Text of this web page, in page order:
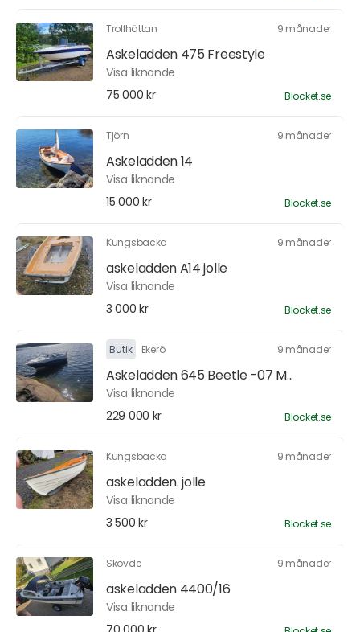
Trollhättan 9 månader
Askeladden 475 Freestyle
Visa liknande
75 000 kr
Blocket.se
Tjörn 9 månader
Askeladden 14
Visa liknande
15 000 kr
Blocket.se
Kungsbacka 9 månader
askeladden A14 jolle
Visa liknande
3 000 kr
Blocket.se
Butik Ekerö 9 månader
Askeladden 645 Beetle -07 M...
Visa liknande
229 000 kr
Blocket.se
Kungsbacka 9 månader
askeladden. jolle
Visa liknande
3 500 kr
Blocket.se
Skövde 9 månader
askeladden 4400/16
Visa liknande